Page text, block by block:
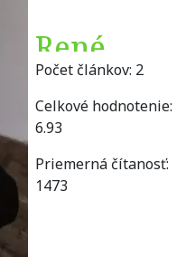
René
Balák
Počet článkov: 2
Celkové hodnotenie:
6.93
Priemerná čítanosť:
1473